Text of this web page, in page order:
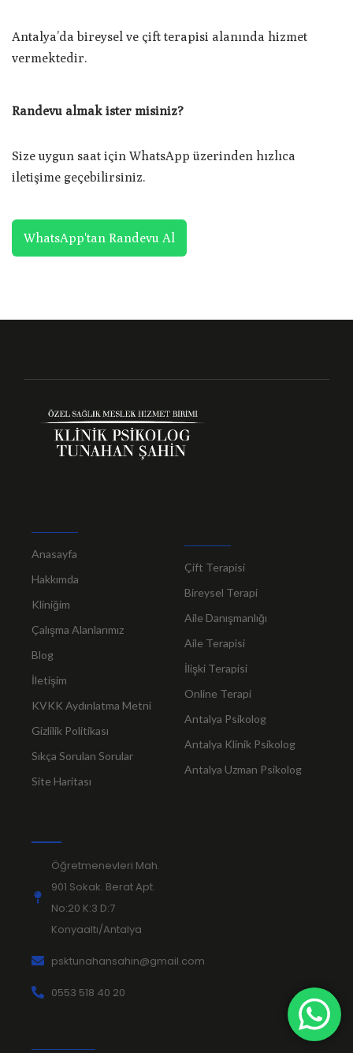
Antalya’da bireysel ve çift terapisi alanında hizmet
vermektedir.
Randevu almak ister misiniz?
Size uygun saat için WhatsApp üzerinden hızlıca
iletişime geçebilirsiniz.
WhatsApp'tan Randevu Al
Anasayfa
Hakkımda
Kliniğim
Çalışma Alanlarımız
Blog
İletişim
KVKK Aydınlatma Metni
Gizlilik Politikası
Sıkça Sorulan Sorular
Site Haritası
Çift Terapisi
Bireysel Terapi
Aile Danışmanlığı
Aile Terapisi
İlişki Terapisi
Online Terapi
Antalya Psikolog
Antalya Klinik Psikolog
Antalya Uzman Psikolog
Öğretmenevleri Mah.
901 Sokak. Berat Apt.
No:20 K:3 D:7
Konyaaltı/Antalya
psktunahansahin@gmail.com
0553 518 40 20